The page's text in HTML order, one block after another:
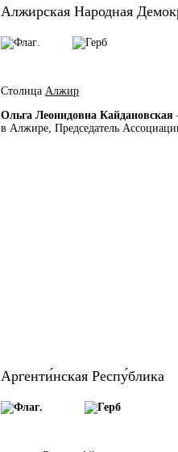
Алжирская Народная
.
Столица Алжир
Ольга Леонидовна Кайдановская
в Алжире, Председатель
Аргенти́нская Респу́блика
.